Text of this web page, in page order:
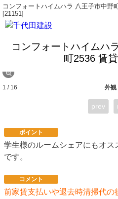
コンフォートハイムハラ 八王子市中野
[21151]
コンフォートハイムハラ
町2536 賃
外観
1 / 16
prev
ポイント
学生様のルームシェアにもオ
です。
コメント
前家賃支払いや退去時清掃代